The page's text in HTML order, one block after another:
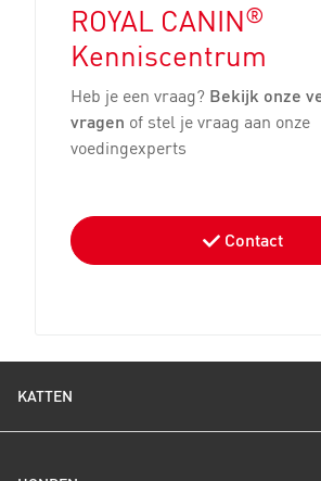
ROYAL CANIN®
Kenniscentrum
Heb je een vraag? Bekijk onze
vragen of stel je vraag aan onze
voedingexperts
Contact
KATTEN